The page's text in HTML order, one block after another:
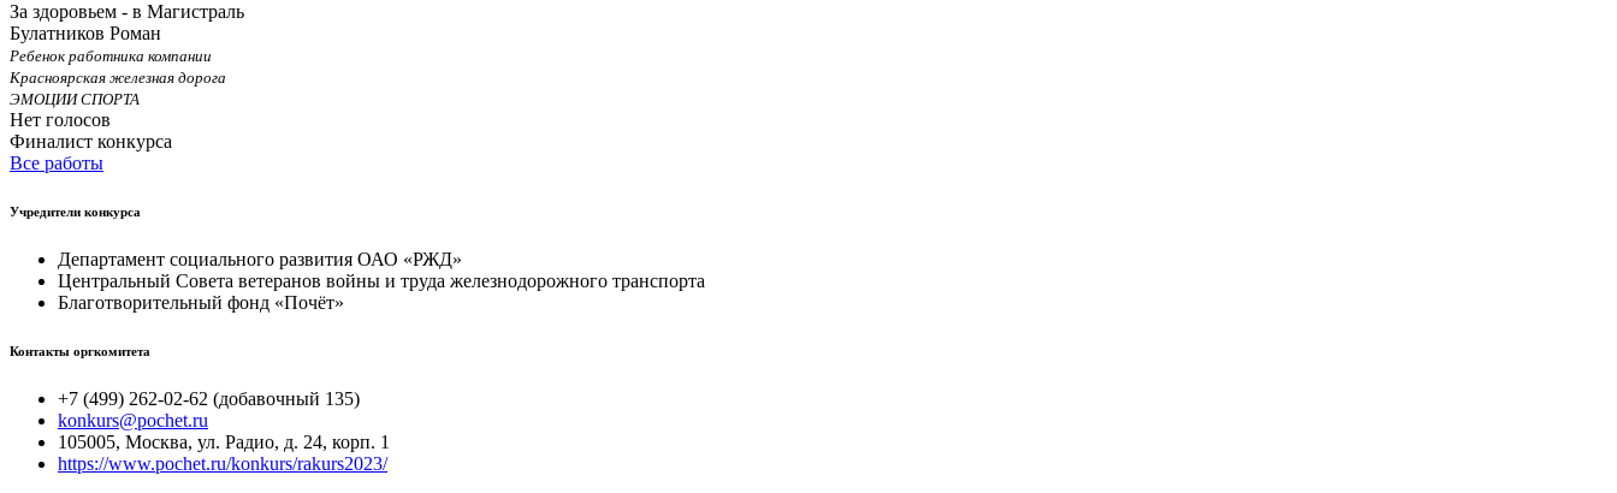
За здоровьем - в Магистраль
Булатников Роман
Ребенок работника компании
Красноярская железная дорога
ЭМОЦИИ СПОРТА
Нет голосов
Финалист конкурса
Все работы
Учредители конкурса
Департамент социального развития ОАО «РЖД»
Центральный Совета ветеранов войны и труда железнодорожного транспорта
Благотворительный фонд «Почёт»
Контакты оргкомитета
+7 (499) 262-02-62 (добавочный 135)
konkurs@pochet.ru
105005, Москва, ул. Радио, д. 24, корп. 1
https://www.pochet.ru/konkurs/rakurs2023/